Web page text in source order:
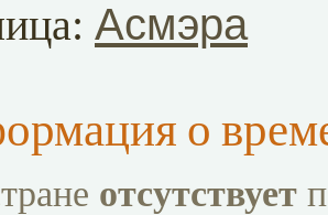
Асмэра
о
отсутствует